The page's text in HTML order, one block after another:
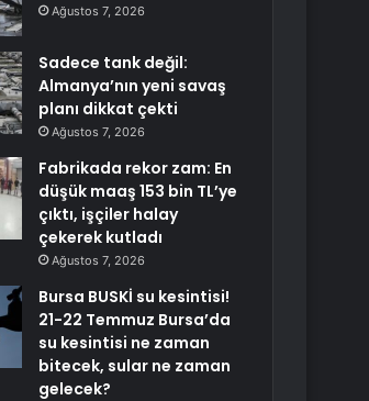
Ağustos 7, 2026
Sadece tank değil:
Almanya’nın yeni savaş
planı dikkat çekti
Ağustos 7, 2026
Fabrikada rekor zam: En
düşük maaş 153 bin TL’ye
çıktı, işçiler halay
çekerek kutladı
Ağustos 7, 2026
Bursa BUSKİ su kesintisi!
21-22 Temmuz Bursa’da
su kesintisi ne zaman
bitecek, sular ne zaman
gelecek?